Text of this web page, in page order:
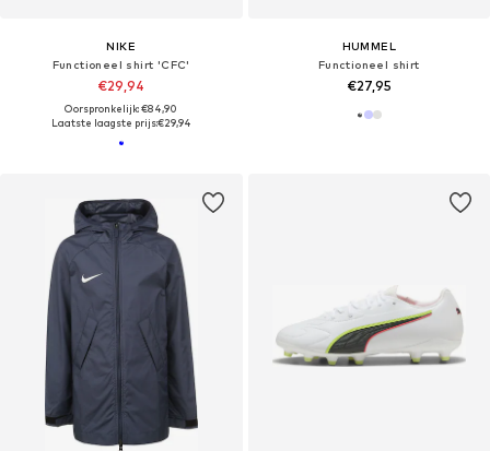
NIKE
Functioneel shirt 'CFC'
€29,94
Oorspronkelijk: €84,90
Laatste laagste prijs:€29,94
HUMMEL
Functioneel shirt
€27,95